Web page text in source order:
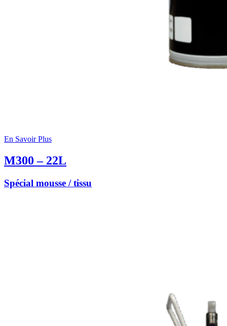
En Savoir Plus
M300 – 22L
Spécial mousse / tissu